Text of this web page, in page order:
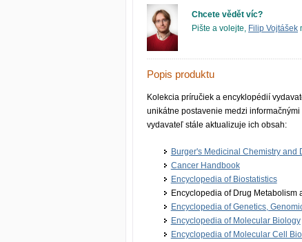
Chcete vědět víc?
Pište a volejte, Filip Vojtášek
Popis produktu
Kolekcia príručiek a encyklopédií
unikátne postavenie medzi
vydavateľ stále aktualizuje ich obsah:
Burger's Medicinal Chemistry and
Cancer Handbook
Encyclopedia of Biostatistics
Encyclopedia of Drug Metabolism
Encyclopedia of Genetics,
Encyclopedia of Molecular Biology
Encyclopedia of Molecular Cell